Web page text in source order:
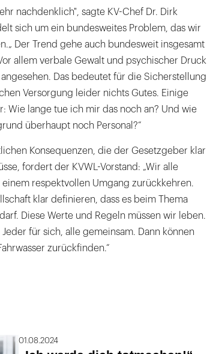
nachdenklich", sagte KV-Chef Dr. Dirk
sich um ein bundesweites Problem, das wir
Der Trend gehe auch bundesweit insgesamt
allem verbale Gewalt und psychischer Druck
Das bedeutet für die Sicherstellung
Versorgung leider nichts Gutes. Einige
Wie lange tue ich mir das noch an? Und wie
überhaupt noch Personal?“
Konsequenzen, die der Gesetzgeber klar
fordert der KVWL-Vorstand: „Wir alle
respektvollen Umgang zurückkehren.
klar definieren, dass es beim Thema
Diese Werte und Regeln müssen wir leben.
für sich, alle gemeinsam. Dann können
zurückfinden.“
01.08.2024